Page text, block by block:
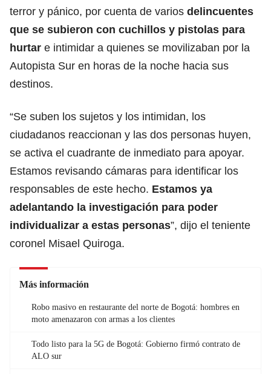
terror y pánico, por cuenta de varios delincuentes
que se subieron con cuchillos y pistolas para
hurtar e intimidar a quienes se movilizaban por la
Autopista Sur en horas de la noche hacia sus
destinos.
“Se suben los sujetos y los intimidan, los
ciudadanos reaccionan y las dos personas huyen,
se activa el cuadrante de inmediato para apoyar.
Estamos revisando cámaras para identificar los
responsables de este hecho. Estamos ya
adelantando la investigación para poder
individualizar a estas personas”, dijo el teniente
coronel Misael Quiroga.
Más información
Robo masivo en restaurante del norte de Bogotá: hombres en
moto amenazaron con armas a los clientes
Todo listo para la 5G de Bogotá: Gobierno firmó contrato de
ALO sur